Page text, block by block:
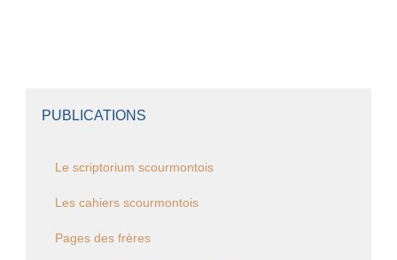
PUBLICATIONS
Le scriptorium scourmontois
Les cahiers scourmontois
Pages des frères